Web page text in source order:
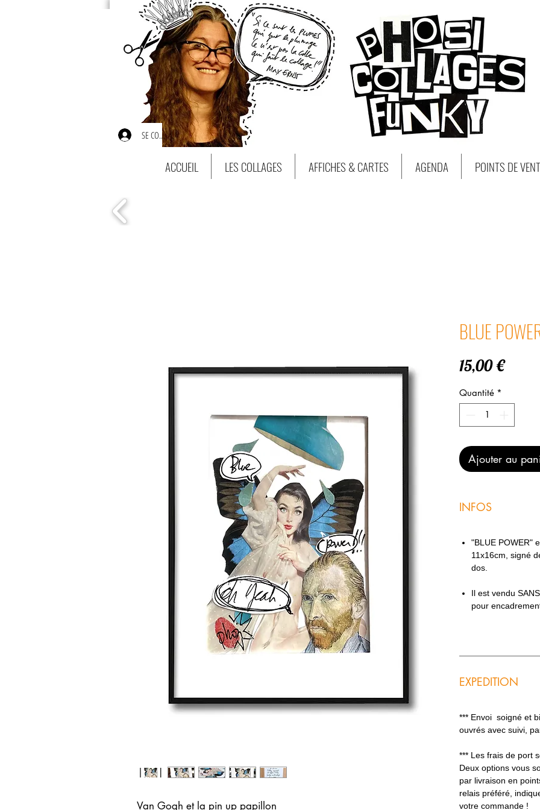
SE CONNECTER
ACCUEIL LES COLLAGES AFFICHES & CARTES AGENDA POINTS DE
Van Gogh et la pin up papillon
BLUE
15,00 €Prix
Quantité *
Ajouter au
INFOS
"BLUE POWER"
11x16cm, signé
dos.
Il est vendu
pour
EXPEDITION
*** Envoi soigné et
ouvrés avec suivi,
*** Les frais de port
Deux options vous
par livraison en
relais préféré,
votre commande !